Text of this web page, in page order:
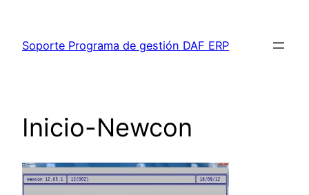
contenido
Soporte Programa de gestión DAF ERP
Inicio-Newcon